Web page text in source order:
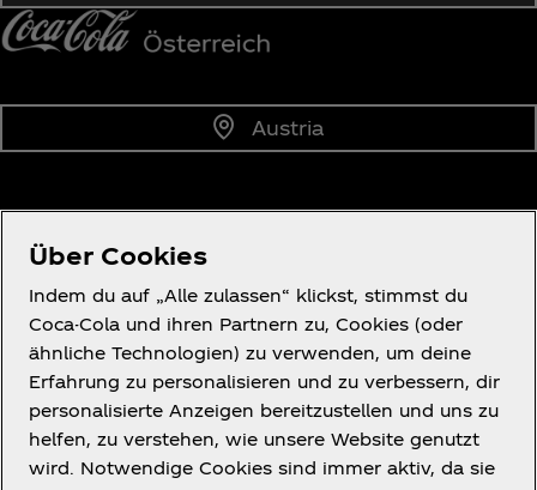
Austria
Über uns
Wir helfen gern.
Über Cookies
Indem du auf „Alle zulassen“ klickst, stimmst du
Coca-Cola und ihren Partnern zu, Cookies (oder
ähnliche Technologien) zu verwenden, um deine
Erfahrung zu personalisieren und zu verbessern, dir
personalisierte Anzeigen bereitzustellen und uns zu
helfen, zu verstehen, wie unsere Website genutzt
wird. Notwendige Cookies sind immer aktiv, da sie